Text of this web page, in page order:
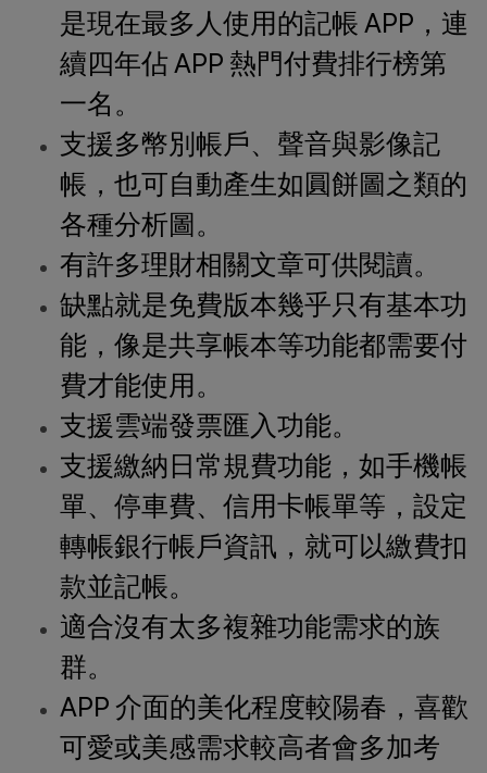
是現在最多人使用的記帳 APP，連
續四年佔 APP 熱門付費排行榜第
一名。
支援多幣別帳戶、聲音與影像記
帳，也可自動產生如圓餅圖之類的
各種分析圖。
有許多理財相關文章可供閱讀。
缺點就是免費版本幾乎只有基本功
能，像是共享帳本等功能都需要付
費才能使用。
支援雲端發票匯入功能。
支援繳納日常規費功能，如手機帳
單、停車費、信用卡帳單等，設定
轉帳銀行帳戶資訊，就可以繳費扣
款並記帳。
適合沒有太多複雜功能需求的族
群。
APP 介面的美化程度較陽春，喜歡
可愛或美感需求較高者會多加考